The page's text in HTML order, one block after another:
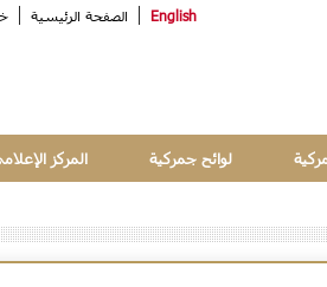
English الصفحة الرئيسية
لوائح جمركية المركز